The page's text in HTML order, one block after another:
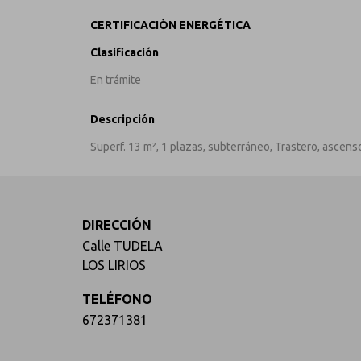
CERTIFICACIÓN ENERGÉTICA
Clasificación
En trámite
Descripción
Superf. 13 m², 1 plazas, subterráneo, Trastero,
DIRECCIÓN
Calle TUDELA
LOS LIRIOS
TELÉFONO
672371381